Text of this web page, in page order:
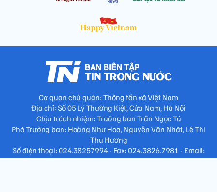
Cơ quan chủ quản: Thông tấn xã Việt Nam
Địa chỉ: Số 05 Lý Thường Kiệt, Cửa Nam, Hà Nội
Chịu trách nhiệm: Trưởng ban Trần Ngọc Tú
Phó Trưởng ban: Hoàng Như Hoa, Nguyễn Văn Nhật, Lê Thị
Thu Hương
Số điện thoại: 024.38257994 - Fax: 024.3826.7981 - Email: